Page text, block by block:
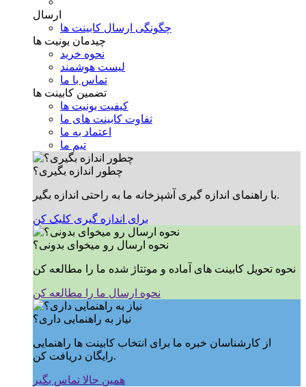
ارسال
چگونگی ارسال کابینت ها
چیدمان یونیت ها
نحوه خرید
لیست هوشمند
تماس با ما
تضمین کابینت ها
کیفیت یونیت ها
تفاوت کابینت های ما
اعتماد به ما
تیم ما
چطور اندازه بگیری؟
با راهنمای اندازه گیری آشپزخانه ما به راحتی اندازه بگیر.
برای اندازه گیری کلیک کن
نحوه ارسال رو میخوای بدونی؟
نحوه تحویل کابینت های آماده و موتتاژ شده ما را مطالعه کن
نحوه ارسال ما را مطالعه کن
نیاز به راهنمایی داری؟
از کارشناسان خبره ما برای انتخاب کابینت ها راهنمایی
رایگان دریافت کن.
همین حالا تماس بگیر